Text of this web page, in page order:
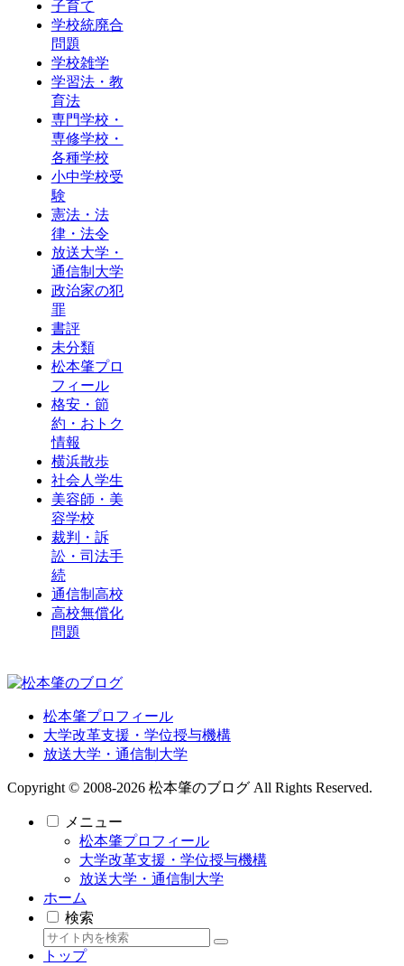
子育て
学校統廃合
問題
学校雑学
学習法・教
育法
専門学校・
専修学校・
各種学校
小中学校受
験
憲法・法
律・法令
放送大学・
通信制大学
政治家の犯
罪
書評
未分類
松本肇プロ
フィール
格安・節
約・おトク
情報
横浜散歩
社会人学生
美容師・美
容学校
裁判・訴
訟・司法手
続
通信制高校
高校無償化
問題
松本肇プロフィール
大学改革支援・学位授与機構
放送大学・通信制大学
Copyright © 2008-2026 松本肇のブログ All Rights Reserved.
メニュー
松本肇プロフィール
大学改革支援・学位授与機構
放送大学・通信制大学
ホーム
検索
トップ